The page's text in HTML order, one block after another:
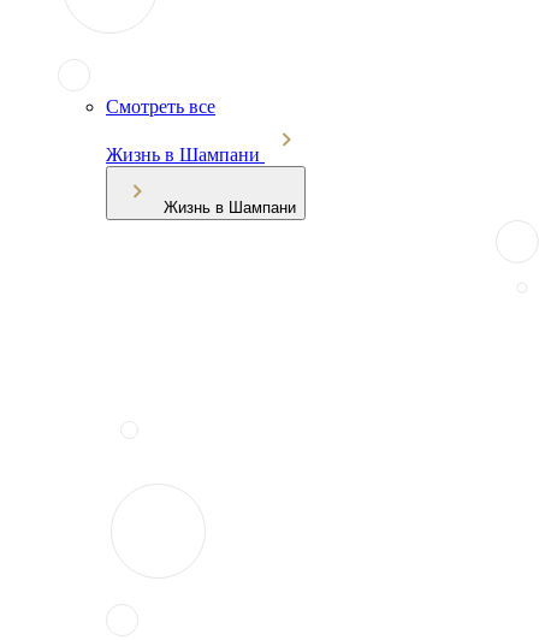
Смотреть все
Жизнь в Шампани
Жизнь в Шампани